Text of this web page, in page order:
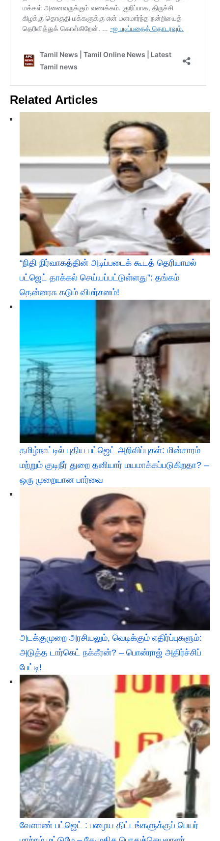
Related Articles
“நிதி நிர்வாகத்தின் அடிப்படைக் கூடத் தெரியாமல்
பட்ஜெட் தாக்கல் செய்யப்பட்டுள்ளது”: தங்கம்
தென்னரசு கடும் விமர்சனம்!
தமிழ்நாட்டில் புதிய பட்ஜெட் அறிவிப்புகள்: மின்சாரம்
மற்றும் குடிநீர் துறை தனியார் மயமாக்கப்படுகிறதா? –
ஒரு முறையான பார்வை
அடக்குமுறை அரசியலும், வெடிக்கும் எதிர்ப்புகளும்:
அடுத்த டார்கெட் நக்கீரன்? – பொன்ராஜ் அதிர்ச்சிப்
பேட்டி! ​
வேளாண் பட்ஜெட் : பழைய திட்டங்களுக்குப் பெயர்